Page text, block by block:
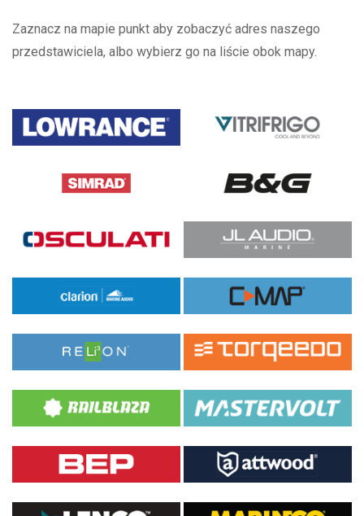
Zaznacz na mapie punkt aby zobaczyć adres naszego
przedstawiciela, albo wybierz go na liście obok mapy.